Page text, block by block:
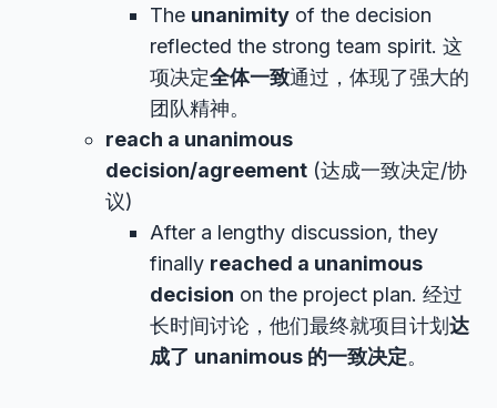
The unanimity of the decision
reflected the strong team spirit. 这
项决定全体一致通过，体现了强大的
团队精神。
reach a unanimous
decision/agreement (达成一致决定/协
议)
After a lengthy discussion, they
finally reached a unanimous
decision on the project plan. 经过
长时间讨论，他们最终就项目计划达
成了 unanimous 的一致决定。